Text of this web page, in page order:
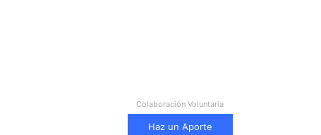
Colaboración Voluntaria
Haz un Aporte